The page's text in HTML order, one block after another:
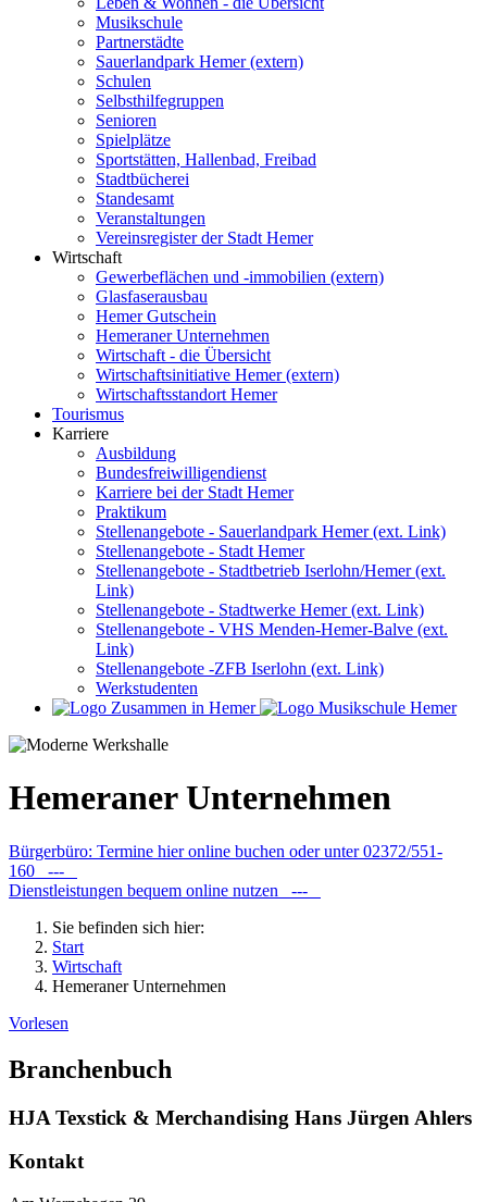
Musikschule
Partnerstädte
Sauerlandpark Hemer (extern)
Schulen
Selbsthilfegruppen
Senioren
Spielplätze
Sportstätten, Hallenbad, Freibad
Stadtbücherei
Standesamt
Veranstaltungen
Vereinsregister der Stadt Hemer
Wirtschaft
Gewerbeflächen und -immobilien (extern)
Glasfaserausbau
Hemer Gutschein
Hemeraner Unternehmen
Wirtschaft - die Übersicht
Wirtschaftsinitiative Hemer (extern)
Wirtschaftsstandort Hemer
Tourismus
Karriere
Ausbildung
Bundesfreiwilligendienst
Karriere bei der Stadt Hemer
Praktikum
Stellenangebote - Sauerlandpark Hemer (ext. Link)
Stellenangebote - Stadt Hemer
Stellenangebote - Stadtbetrieb Iserlohn/Hemer (ext.
Link)
Stellenangebote - Stadtwerke Hemer (ext. Link)
Stellenangebote - VHS Menden-Hemer-Balve (ext.
Link)
Stellenangebote -ZFB Iserlohn (ext. Link)
Werkstudenten
Hemeraner Unternehmen
Bürgerbüro: Termine hier online buchen oder unter 02372/551-
160 ---
Dienstleistungen bequem online nutzen ---
Sie befinden sich hier:
Start
Wirtschaft
Hemeraner Unternehmen
Vorlesen
Branchenbuch
HJA Texstick & Merchandising Hans Jürgen Ahlers
Kontakt